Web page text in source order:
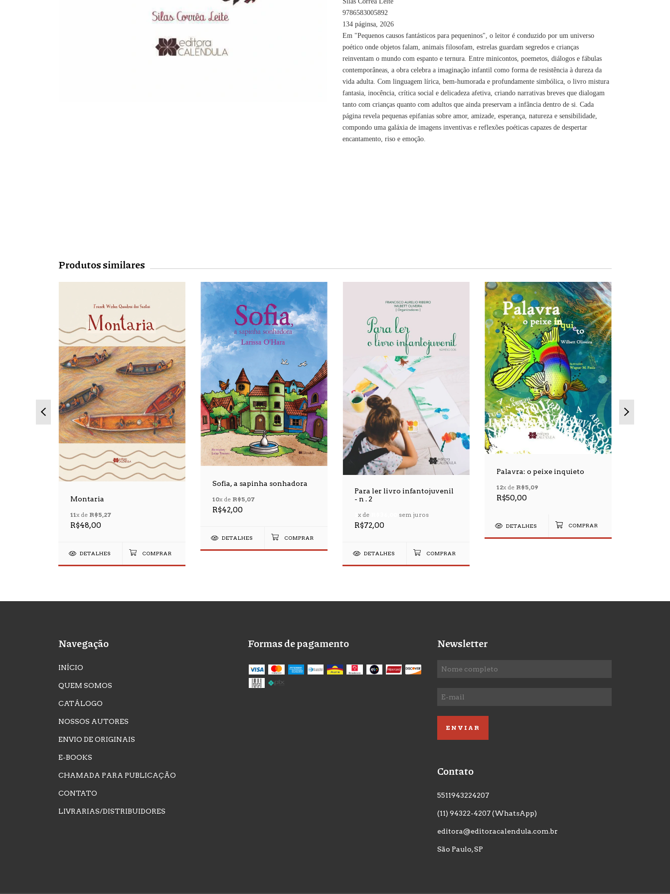
9786583005892
134 páginsa, 2026
Em "Pequenos causos fantásticos para pequeninos", o leitor é conduzido por um universo
poético onde objetos falam, animais filosofam, estrelas guardam segredos e crianças
reinventam o mundo com espanto e ternura. Entre minicontos, poemetos, diálogos e fábulas
contemporâneas, a obra celebra a imaginação infantil como forma de resistência à dureza da
vida adulta. Com linguagem lírica, bem-humorada e profundamente simbólica, o livro mistura
fantasia, inocência, crítica social e delicadeza afetiva, criando narrativas breves que dialogam
tanto com crianças quanto com adultos que ainda preservam a infância dentro de si. Cada
página revela pequenas epifanias sobre amor, amizade, esperança, natureza e sensibilidade,
compondo uma galáxia de imagens inventivas e reflexões poéticas capazes de despertar
encantamento, riso e emoção.
Produtos similares
Montaria
11x de R$5,27
R$48,00
DETALHES
Sofia, a sapinha sonhadora
10x de R$5,07
R$42,00
DETALHES
Para ler livro infantojuvenil
- n . 2
x de sem juros
R$72,00
DETALHES
Palavra: o peixe inquieto
12x de R$5,09
R$50,00
DETALHES
Navegação
INÍCIO
QUEM SOMOS
CATÁLOGO
NOSSOS AUTORES
ENVIO DE ORIGINAIS
E-BOOKS
CHAMADA PARA PUBLICAÇÃO
CONTATO
LIVRARIAS/DISTRIBUIDORES
Formas de pagamento Newsletter
Contato
5511943224207
(11) 94322-4207 (WhatsApp)
editora@editoracalendula.com.br
São Paulo, SP